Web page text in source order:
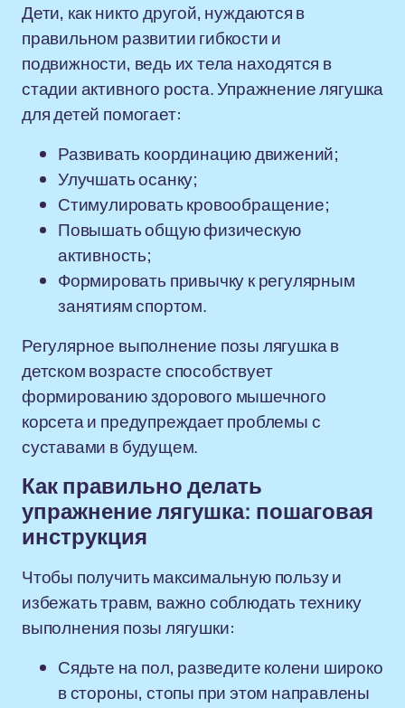
Дети, как никто другой, нуждаются в
правильном развитии гибкости и
подвижности, ведь их тела находятся в
стадии активного роста. Упражнение лягушка
для детей помогает:
Развивать координацию движений;
Улучшать осанку;
Стимулировать кровообращение;
Повышать общую физическую
активность;
Формировать привычку к регулярным
занятиям спортом.
Регулярное выполнение позы лягушка в
детском возрасте способствует
формированию здорового мышечного
корсета и предупреждает проблемы с
суставами в будущем.
Как правильно делать
упражнение лягушка: пошаговая
инструкция
Чтобы получить максимальную пользу и
избежать травм, важно соблюдать технику
выполнения позы лягушки:
Сядьте на пол, разведите колени широко
в стороны, стопы при этом направлены